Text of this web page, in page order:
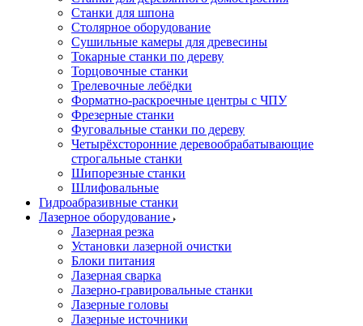
Станки для шпона
Столярное оборудование
Сушильные камеры для древесины
Токарные станки по дереву
Торцовочные станки
Трелевочные лебёдки
Форматно-раскроечные центры с ЧПУ
Фрезерные станки
Фуговальные станки по дереву
Четырёхсторонние деревообрабатывающие
строгальные станки
Шипорезные станки
Шлифовальные
Гидроабразивные станки
Лазерное оборудование
Лазерная резка
Установки лазерной очистки
Блоки питания
Лазерная сварка
Лазерно-гравировальные станки
Лазерные головы
Лазерные источники